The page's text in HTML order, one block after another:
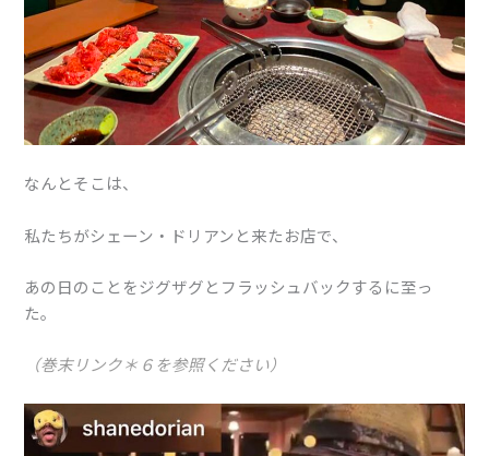
なんとそこは、
私たちがシェーン・ドリアンと来たお店で、
あの日のことをジグザグとフラッシュバックするに至っ
た。
（巻末リンク＊６を参照ください）